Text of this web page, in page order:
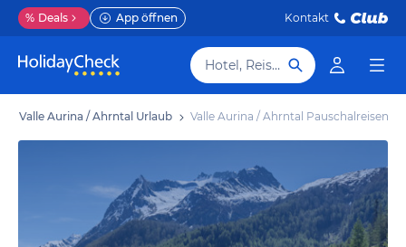
% Deals App öffnen Kontakt
Hotel, Reiseziel
Valle Aurina / Ahrntal Urlaub Valle Aurina / Ahrntal Pauschalreisen